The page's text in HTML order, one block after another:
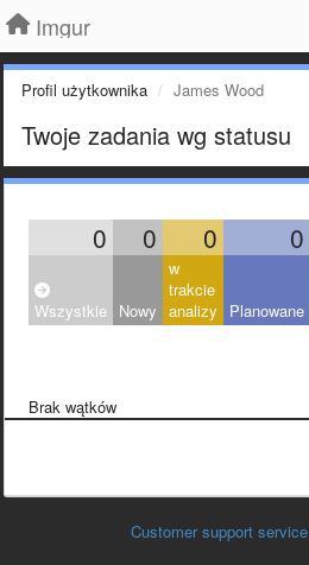
Imgur
Profil użytkownika James Wood
Twoje zadania wg statusu
0 0 0 0
Wszystkie Nowy
w
trakcie
analizy
Planowane
Brak wątków
Customer support service